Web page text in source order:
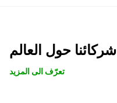
شركائنا حول العالم
تعرّف الى المزيد